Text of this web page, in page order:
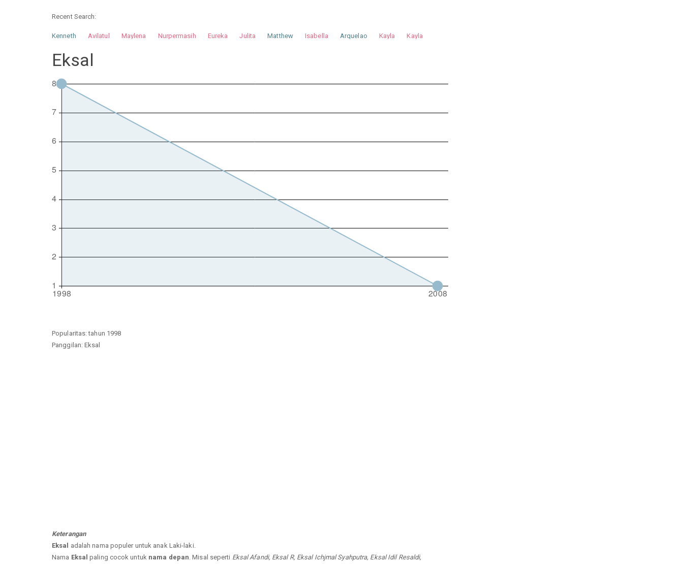
Recent Search:
Kenneth Avilatul Maylena Nurpermasih Eureka Julita Matthew Isabella Arquelao Kayla
Kayla
Eksal
Popularitas: tahun 1998
Panggilan: Eksal
Keterangan
Eksal adalah nama populer untuk anak Laki-laki.
Nama Eksal paling cocok untuk nama depan . Misal seperti Eksal Afandi, Eksal R, Eksal Ichjmal Syahputra, Eksal Idil Resaldi,